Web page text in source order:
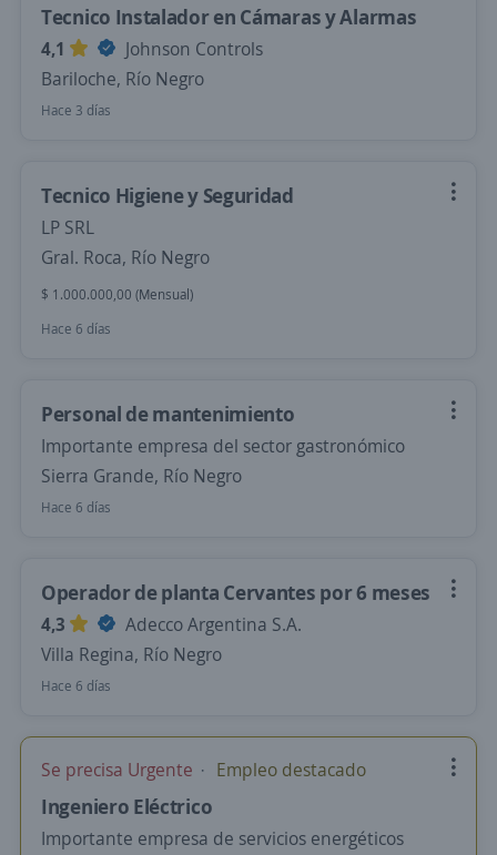
Tecnico Instalador en Cámaras y Alarmas
4,1
Johnson Controls
Bariloche, Río Negro
Hace 3 días
Tecnico Higiene y Seguridad
LP SRL
Gral. Roca, Río Negro
$ 1.000.000,00 (Mensual)
Hace 6 días
Personal de mantenimiento
Importante empresa del sector gastronómico
Sierra Grande, Río Negro
Hace 6 días
Operador de planta Cervantes por 6 meses
4,3
Adecco Argentina S.A.
Villa Regina, Río Negro
Hace 6 días
Se precisa Urgente Empleo destacado
Ingeniero Eléctrico
Importante empresa de servicios energéticos